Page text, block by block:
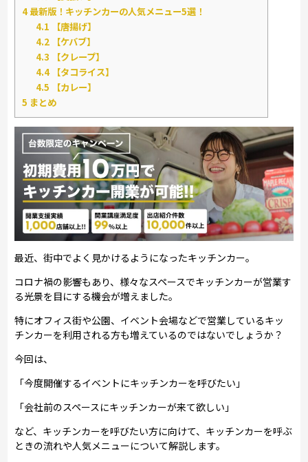
4最新版！キッチンカーの人気メニュー5選！
4.1 【唐揚げ】
4.2 【ケバブ】
4.3 【クレープ】
4.4【タコライス】
4.5 【カレー】
5 まとめ
最近、街中でよく見かけるようになったキッチンカー。
コロナ禍の影響もあり、様々なスペースでキッチンカーが営業す
る光景を目にする機会が増えました。
特にオフィス街や公園、イベント会場などで営業しているキッ
チンカーを利用される方も増えているのではないでしょうか？
今回は、
「今度開催するイベントにキッチンカーを呼びたい」
「会社前のスペースにキッチンカーが来て欲しい」
など、キッチンカーを呼びたい方に向けて、キッチンカーを呼ぶ
ときの流れや人気メニューについて解説します。